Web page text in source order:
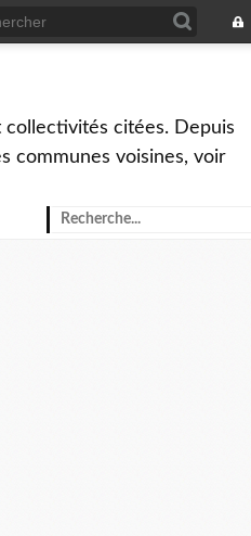
collectivités citées. Depuis
communes voisines, voir